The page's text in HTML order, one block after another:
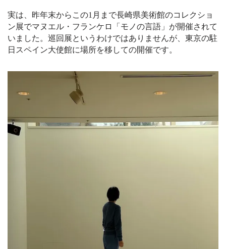
an
sl
at
e
実は、昨年末からこの1月まで長崎県美術館のコレクショ
ン展でマヌエル・フランケロ「モノの言語」が開催されて
いました。巡回展というわけではありませんが、東京の駐
日スペイン大使館に場所を移しての開催です。